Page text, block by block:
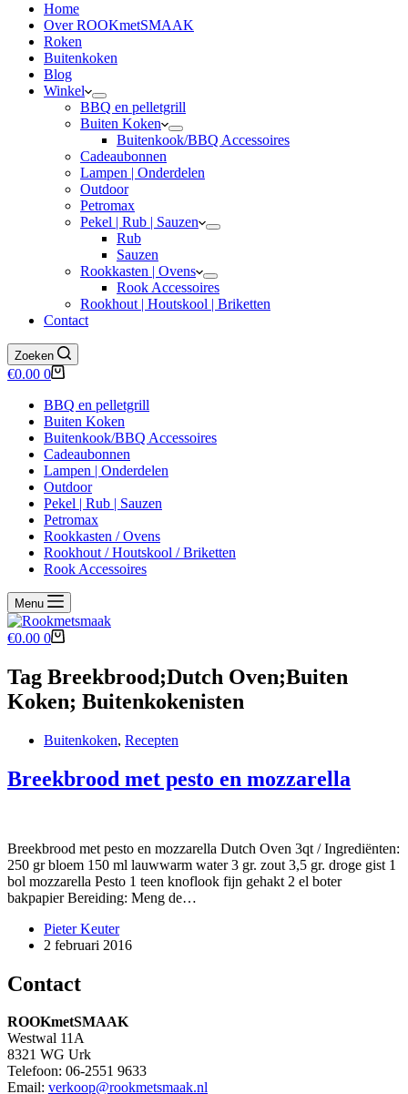
Home
Over ROOKmetSMAAK
Roken
Buitenkoken
Blog
Winkel
BBQ en pelletgrill
Buiten Koken
Buitenkook/BBQ Accessoires
Cadeaubonnen
Lampen | Onderdelen
Outdoor
Petromax
Pekel | Rub | Sauzen
Rub
Sauzen
Rookkasten | Ovens
Rook Accessoires
Rookhout | Houtskool | Briketten
Contact
Zoeken
Winkelwagen
€0.00 0
BBQ en pelletgrill
Buiten Koken
Buitenkook/BBQ Accessoires
Cadeaubonnen
Lampen | Onderdelen
Outdoor
Pekel | Rub | Sauzen
Petromax
Rookkasten / Ovens
Rookhout / Houtskool / Briketten
Rook Accessoires
Menu
Winkelwagen
€0.00 0
Tag Breekbrood;Dutch Oven;Buiten
Koken; Buitenkokenisten
Buitenkoken, Recepten
Breekbrood met pesto en mozzarella
Breekbrood met pesto en mozzarella Dutch Oven 3qt / Ingrediënten:
250 gr bloem 150 ml lauwwarm water 3 gr. zout 3,5 gr. droge gist 1
bol mozzarella Pesto 1 teen knoflook fijn gehakt 2 el boter
bakpapier Bereiding: Meng de…
Pieter Keuter
2 februari 2016
Contact
ROOKmetSMAAK
Westwal 11A
8321 WG Urk
Telefoon: 06-2551 9633
Email: verkoop@rookmetsmaak.nl